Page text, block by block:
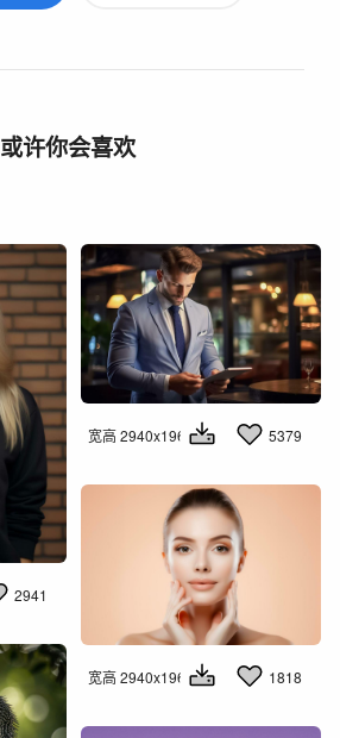
或许你会喜欢
2941
宽高 2940x1960 5379
宽高 2940x1960 1818